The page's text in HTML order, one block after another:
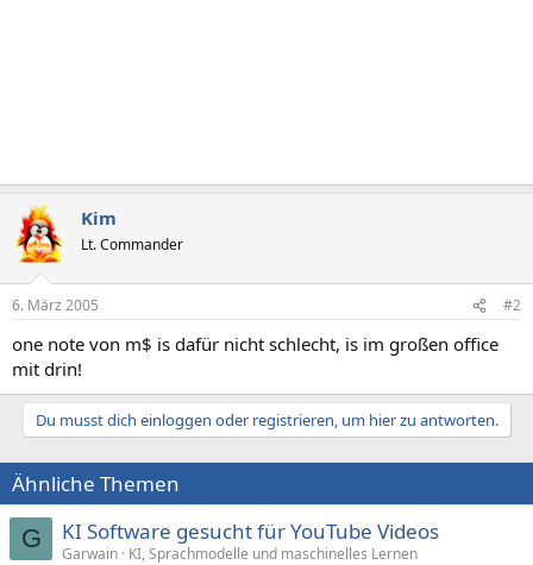
Kim
Lt. Commander
6. März 2005 #2
one note von m$ is dafür nicht schlecht, is im großen office
mit drin!
Du musst dich einloggen oder registrieren, um hier zu antworten.
Ähnliche Themen
G KI Software gesucht für YouTube Videos
Garwain KI, Sprachmodelle und maschinelles Lernen